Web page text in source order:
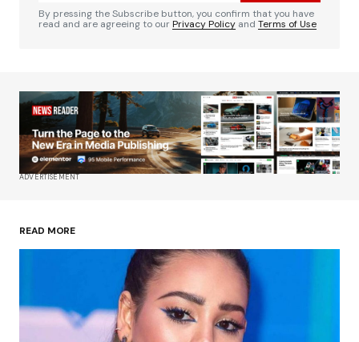
Comentario*
Su nombre*
Tu correo electrónico*
haga un comentario.
Enviar comentario
By pressing the Subscribe button, you confirm that you have
read and are agreeing to ourPrivacy Policy and Terms of Use
ADVERTISEMENT
READ MORE